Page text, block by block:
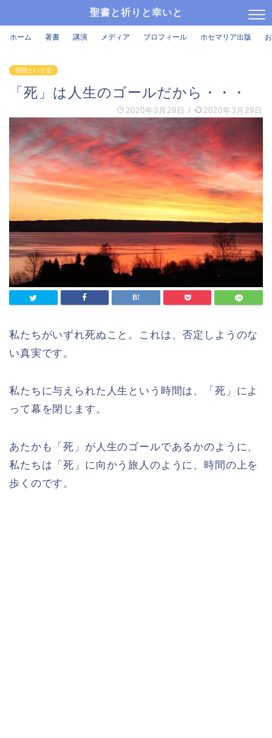
聖書と祈りと幸いと
ホーム 著書 講演 メディア プロフィール ホセマリア出版
時間という宝
「死」は人生のゴールだから・・・
2020年3月29日 / 2020年3月29日
私たちがいずれ死ぬこと。これは、否定しようのな
い真実です。
私たちに与えられた人生という時間は、「死」によ
って幕を閉じます。
あたかも「死」が人生のゴールであるかのように、
私たちは「死」に向かう旅人のように、時間の上を
歩くのです。